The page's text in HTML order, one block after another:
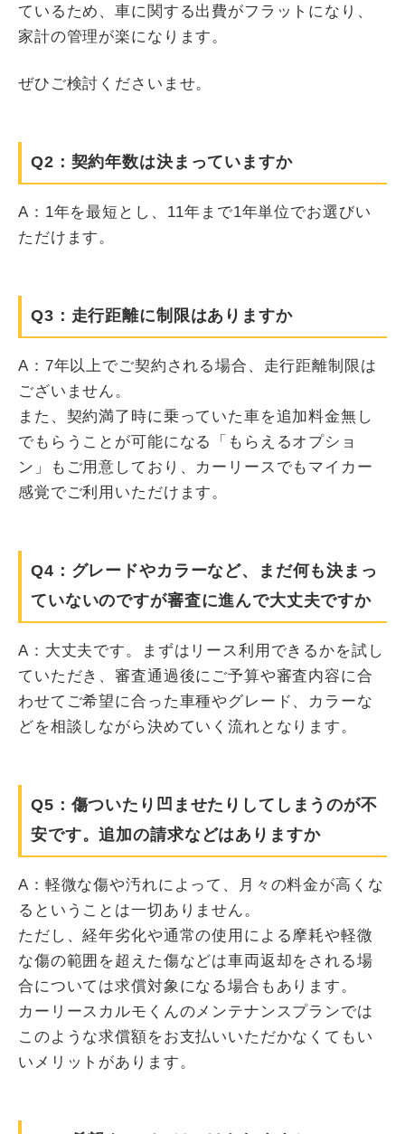
ているため、車に関する出費がフラットになり、
家計の管理が楽になります。
ぜひご検討くださいませ。
Q2：契約年数は決まっていますか
A：1年を最短とし、11年まで1年単位でお選びい
ただけます。
Q3：走行距離に制限はありますか
A：7年以上でご契約される場合、走行距離制限は
ございません。
また、契約満了時に乗っていた車を追加料金無し
でもらうことが可能になる「もらえるオプショ
ン」もご用意しており、カーリースでもマイカー
感覚でご利用いただけます。
Q4：グレードやカラーなど、まだ何も決まっ
ていないのですが審査に進んで大丈夫ですか
A：大丈夫です。まずはリース利用できるかを試し
ていただき、審査通過後にご予算や審査内容に合
わせてご希望に合った車種やグレード、カラーな
どを相談しながら決めていく流れとなります。
Q5：傷ついたり凹ませたりしてしまうのが不
安です。追加の請求などはありますか
A：軽微な傷や汚れによって、月々の料金が高くな
るということは一切ありません。
ただし、経年劣化や通常の使用による摩耗や軽微
な傷の範囲を超えた傷などは車両返却をされる場
合については求償対象になる場合もあります。
カーリースカルモくんのメンテナンスプランでは
このような求償額をお支払いいただかなくてもい
いメリットがあります。